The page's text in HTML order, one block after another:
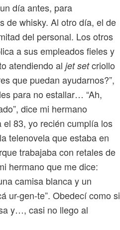
día antes, para
de whisky. Al otro día, el de
del personal. Los otros
a sus empleados fieles y
atendiendo aljet setcriollo
que puedan ayudarnos?”,
para no estallar… “Ah,
dice mi hermano
el 83, yo recién cumplía los
telenovela que estaba en
trabajaba con retales de
hermano que me dice:
camisa blanca y un
ur-gen-te”. Obedecí como si
y…, casi no llego al